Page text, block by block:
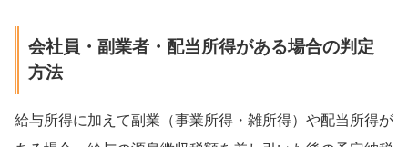
会社員・副業者・配当所得がある場合の判定
方法
給与所得に加えて副業（事業所得・雑所得）や配当所得が